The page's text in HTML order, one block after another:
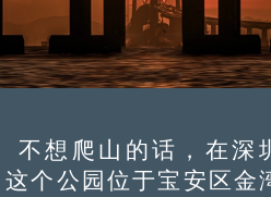
爬山的话，在深圳
这个公园位于宝安区金